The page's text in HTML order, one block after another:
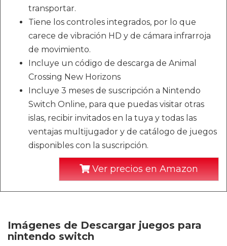
transportar.
Tiene los controles integrados, por lo que
carece de vibración HD y de cámara infrarroja
de movimiento.
Incluye un código de descarga de Animal
Crossing New Horizons
Incluye 3 meses de suscripción a Nintendo
Switch Online, para que puedas visitar otras
islas, recibir invitados en la tuya y todas las
ventajas multijugador y de catálogo de juegos
disponibles con la suscripción.
Ver precios en Amazon
Imágenes de Descargar juegos para
nintendo switch